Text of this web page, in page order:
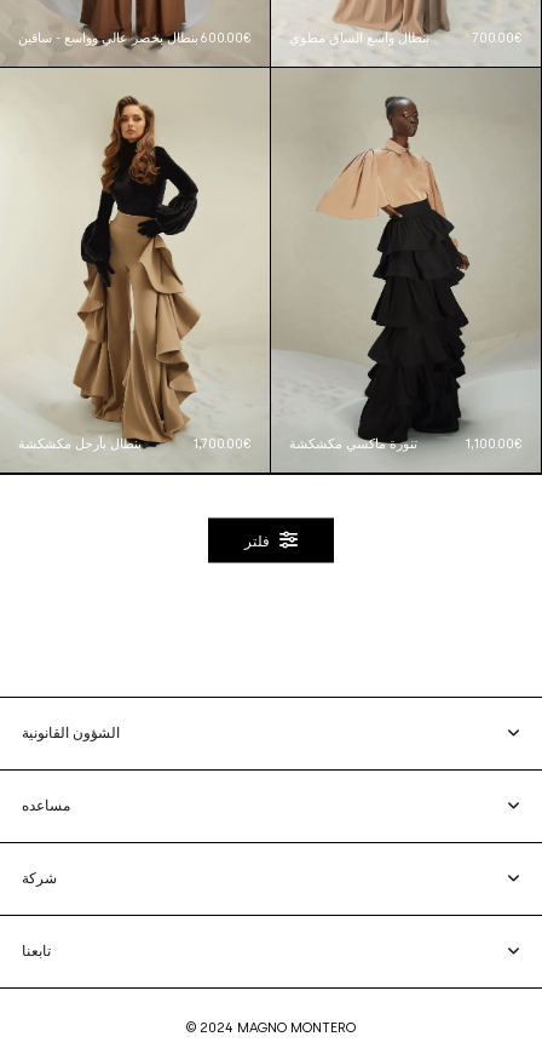
بنطال بخصر عالي وواسع - ساقين 600.00€ بنطال واسع الساق مطوي 700.00€
بنطال بأرجل مكشكشة 1,700.00€ تنورة ماكسي مكشكشة 1,100.00€
فلتر
الشؤون القانونية
مساعده
شركة
تابعنا
© 2024 MAGNO MONTERO